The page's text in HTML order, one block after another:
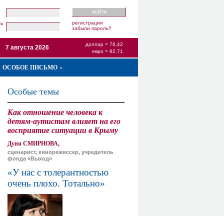
регистрация
забыли пароль?
доллар = 76,42
евро = 82,71
7 августа 2026
ОСОБОЕ ПИСЬМО
Особые темы
Как отношение человека к
детям-аутистам влияет на его
восприятие ситуации в Крыму
Дуня СМИРНОВА,
сценарист, кинорежиссер, учредитель
фонда «Выход»
«У нас с толерантностью
очень плохо. Тотально»